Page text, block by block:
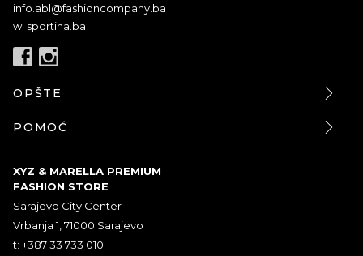
info.abl@fashioncompany.ba
w: sportina.ba
OPŠTE
POMOĆ
XYZ & MARELLA PREMIUM
FASHION STORE
Sarajevo City Center
Vrbanja 1, 71000 Sarajevo
t: +387 33 733 010